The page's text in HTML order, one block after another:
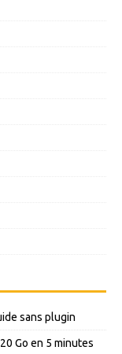
sans plugin
Go en 5 minutes